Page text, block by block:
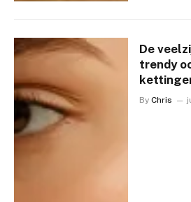
De
trendy
By Chris